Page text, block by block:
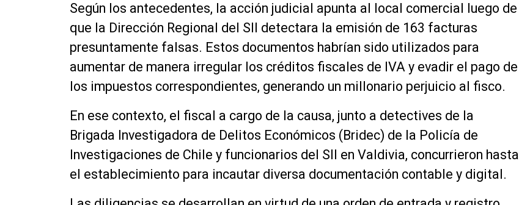
Según los antecedentes, la acción judicial apunta al local comercial luego de
que la Dirección Regional del SII detectara la emisión de 163 facturas
presuntamente falsas. Estos documentos habrían sido utilizados para
aumentar de manera irregular los créditos fiscales de IVA y evadir el pago de
los impuestos correspondientes, generando un millonario perjuicio al fisco.
En ese contexto, el fiscal a cargo de la causa, junto a detectives de la
Brigada Investigadora de Delitos Económicos (Bridec) de la Policía de
Investigaciones de Chile y funcionarios del SII en Valdivia, concurrieron hasta
el establecimiento para incautar diversa documentación contable y digital.